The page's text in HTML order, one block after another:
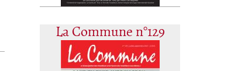
La Commune n°129